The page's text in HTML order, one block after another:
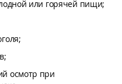
или горячей пищи;
осмотр при